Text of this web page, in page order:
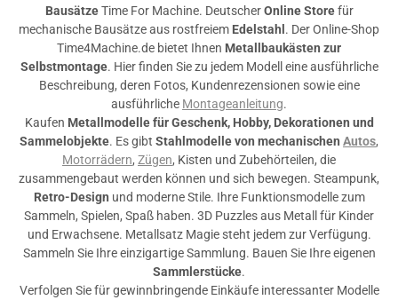
BausätzeTime For Machine. DeutscherOnline Storefür
mechanische Bausätze aus rostfreiem Edelstahl. Der Online-Shop
Time4Machine.de bietet Ihnen Metallbaukästen zur
Selbstmontage. Hier finden Sie zu jedem Modell eine ausführliche
Beschreibung, deren Fotos, Kundenrezensionen sowie eine
ausführliche Montageanleitung.
Kaufen Metallmodelle für Geschenk, Hobby, Dekorationen und
Sammelobjekte. Es gibt Stahlmodelle von mechanischen Autos,
Motorrädern, Zügen, Kisten und Zubehörteilen, die
zusammengebaut werden können und sich bewegen. Steampunk,
Retro-Design und moderne Stile. Ihre Funktionsmodelle zum
Sammeln, Spielen, Spaß haben. 3D Puzzles aus Metall für Kinder
und Erwachsene. Metallsatz Magie steht jedem zur Verfügung.
Sammeln Sie Ihre einzigartige Sammlung. Bauen Sie Ihre eigenen
Sammlerstücke.
Verfolgen Sie für gewinnbringende Einkäufe interessanter Modelle